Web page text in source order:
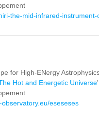
the-mid-infrared-instrument-
for High-ENergy
Hot and Energetic Universe
eseseses